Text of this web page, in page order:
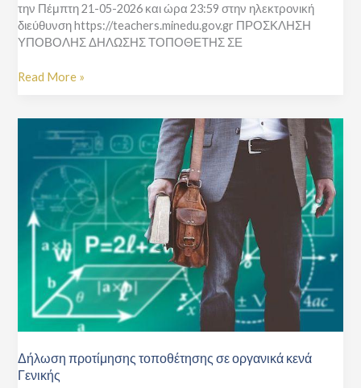
την Πέμπτη 21-05-2026 και ώρα 23:59 στην ηλεκτρονική
διεύθυνση https://teachers.minedu.gov.gr ΠΡΟΣΚΛΗΣΗ
ΥΠΟΒΟΛΗΣ ΔΗΛΩΣΗΣ ΤΟΠΟΘΕΤΗΣ ΣΕ
Read More »
Δήλωση προτίμησης τοποθέτησης σε οργανικά κενά
Γενικής
προτίμησης
τοποθέτησης
οργανικά
κενά
Γενικής